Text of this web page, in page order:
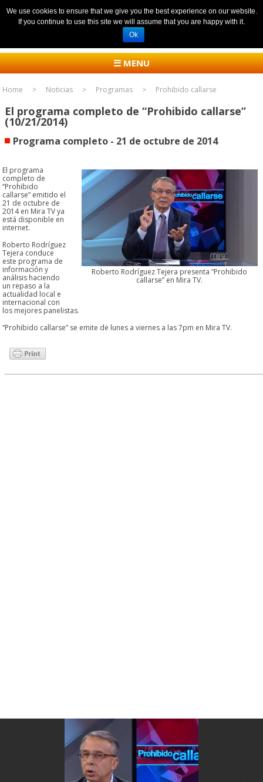
☰ MENU
Home Noticias Programas Prohibido callarse
El programa completo de “Prohibido callarse”
(10/21/2014)
Programa completo - 21 de octubre de 2014
Roberto Rodríguez Tejera presenta “Prohibido
callarse” en Mira TV.
El programa
completo de
“Prohibido
callarse” emitido el
21 de octubre de
2014 en Mira TV ya
está disponible en
internet.
Roberto Rodríguez
Tejera conduce
este programa de
información y
análisis haciendo
un repaso a la
actualidad local e
internacional con
los mejores panelistas.
“Prohibido callarse” se emite de lunes a viernes a las 7pm en Mira TV.
We use cookies to ensure that we give you the best experience on our website.
If you continue to use this site we will assume that you are happy with it.
Ok